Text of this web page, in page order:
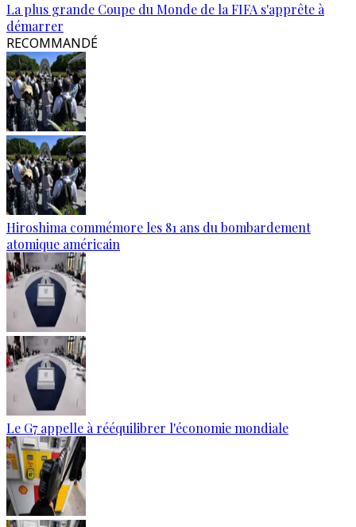
La plus grande Coupe du Monde de la FIFA s'apprête à
démarrer
RECOMMANDÉ
Hiroshima commémore les 81 ans du bombardement
atomique américain
Le G7 appelle à rééquilibrer l'économie mondiale